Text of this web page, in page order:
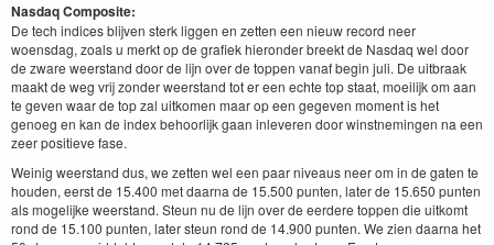
Nasdaq Composite:
De tech indices blijven sterk liggen en zetten een nieuw record neer
woensdag, zoals u merkt op de grafiek hieronder breekt de Nasdaq wel door
de zware weerstand door de lijn over de toppen vanaf begin juli. De uitbraak
maakt de weg vrij zonder weerstand tot er een echte top staat, moeilijk om aan
te geven waar de top zal uitkomen maar op een gegeven moment is het
genoeg en kan de index behoorlijk gaan inleveren door winstnemingen na een
zeer positieve fase.
Weinig weerstand dus, we zetten wel een paar niveaus neer om in de gaten te
houden, eerst de 15.400 met daarna de 15.500 punten, later de 15.650 punten
als mogelijke weerstand. Steun nu de lijn over de eerdere toppen die uitkomt
rond de 15.100 punten, later steun rond de 14.900 punten. We zien daarna het